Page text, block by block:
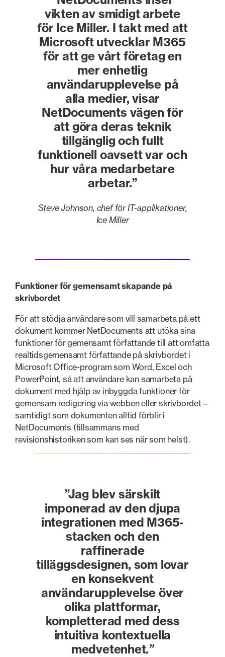
vikten av smidigt arbete
för Ice Miller. I takt med att
Microsoft utvecklar M365
för att ge vårt företag en
mer enhetlig
användarupplevelse på
alla medier, visar
NetDocuments vägen för
att göra deras teknik
tillgänglig och fullt
funktionell oavsett var och
hur våra medarbetare
arbetar.”
Steve Johnson, chef för IT-applikationer,
Ice Miller
Funktioner för gemensamt skapande på
skrivbordet
För att stödja användare som vill samarbeta på ett
dokument kommer NetDocuments att utöka sina
funktioner för gemensamt författande till att omfatta
realtidsgemensamt författande på skrivbordet i
Microsoft Office-program som Word, Excel och
PowerPoint, så att användare kan samarbeta på
dokument med hjälp av inbyggda funktioner för
gemensam redigering via webben eller skrivbordet –
samtidigt som dokumenten alltid förblir i
NetDocuments (tillsammans med
revisionshistoriken som kan ses när som helst).
”Jag blev särskilt
imponerad av den djupa
integrationen med M365-
stacken och den
raffinerade
tilläggsdesignen, som lovar
en konsekvent
användarupplevelse över
olika plattformar,
kompletterad med dess
intuitiva kontextuella
medvetenhet.”